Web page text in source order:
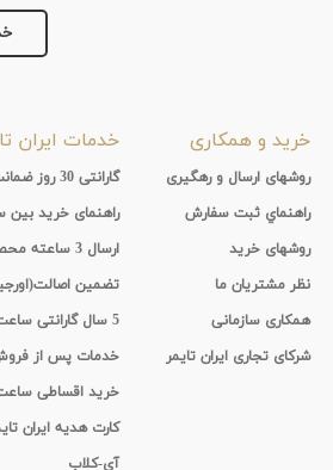
خرید و همکاری
روشهای ارسال و رهگیری
راهنماي ثبت سفارش
روشهای خرید
نظر مشتریان ما
همکاری سازمانی
شرکای تجاری ایران تایمر
خدمات ایران
گارانتی 30 روز ضمانت بازگشت
راهنمای خرید
ارسال 3 ساعته محصولات
تضمین
5 سال گارانتی ساعت مچی
خدمات پس از
خرید اقساطی
کارت هدیه ایران
آی-کلاب